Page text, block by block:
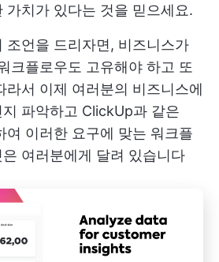
가치가 있다는 것을 믿으세요.
조언을 드리자면, 비즈니스가
크플로우도 고유해야 하고 또
라서 이제 여러분의 비즈니스에
파악하고 ClickUp과 같은
여 이러한 요구에 맞는 워크플
여러분에게 달려 있습니다